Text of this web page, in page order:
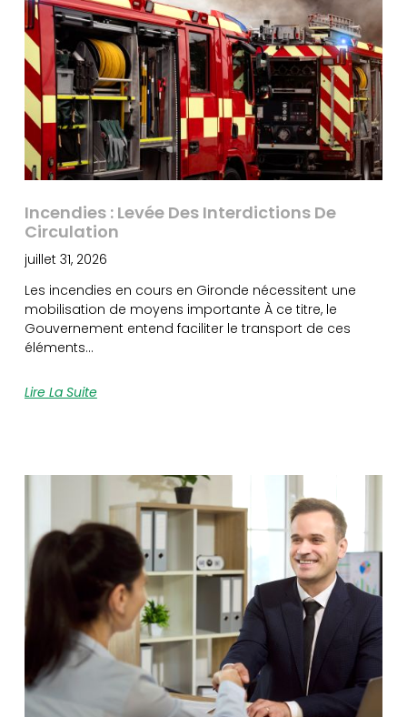
Incendies : Levée Des Interdictions De
Circulation
juillet 31, 2026
Les incendies en cours en Gironde nécessitent une
mobilisation de moyens importante À ce titre, le
Gouvernement entend faciliter le transport de ces
éléments…
Lire La Suite